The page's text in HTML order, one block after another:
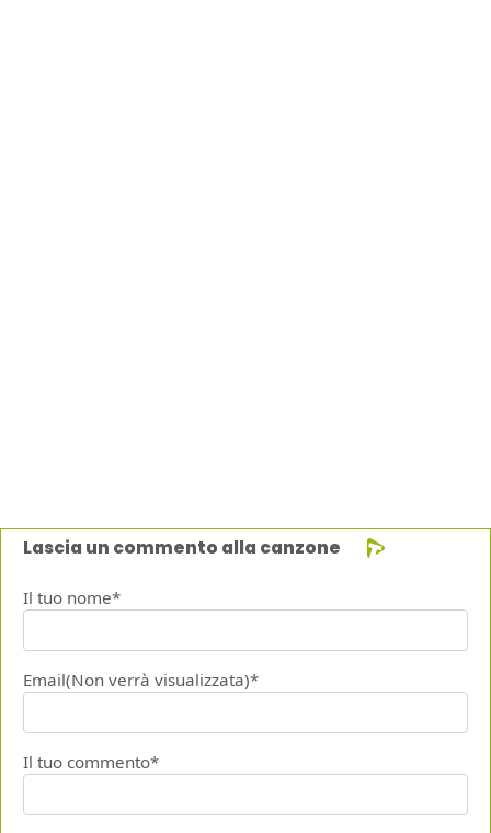
Lascia un commento alla canzone
Il tuo nome*
Email(Non verrà visualizzata)*
Il tuo commento*